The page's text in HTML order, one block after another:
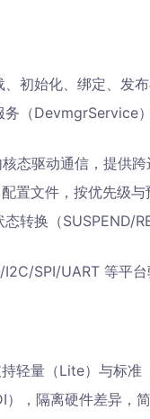
、初始化、绑定、发
务（DevmgrService
核态驱动通信，提供
置文件，按优先级与
态转换（SUSPEND/
I2C/SPI/UART 等平
轻量（Lite）与标准
，隔离硬件差异，简